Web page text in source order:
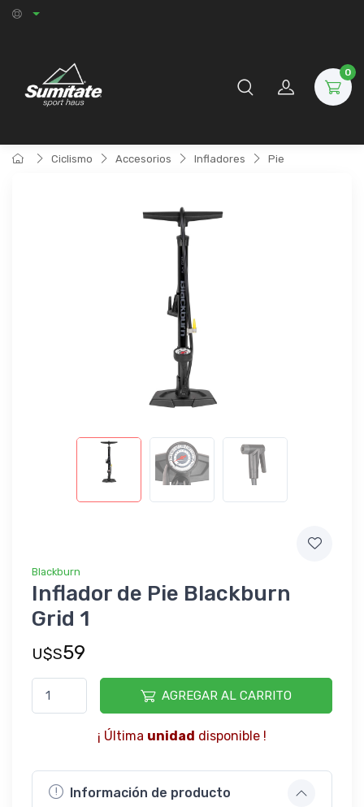
0
Ciclismo Accesorios Infladores Pie
Blackburn
Inflador de Pie Blackburn
Grid 1
U$S59
AGREGAR AL CARRITO
¡ Última unidad disponible !
Información de producto